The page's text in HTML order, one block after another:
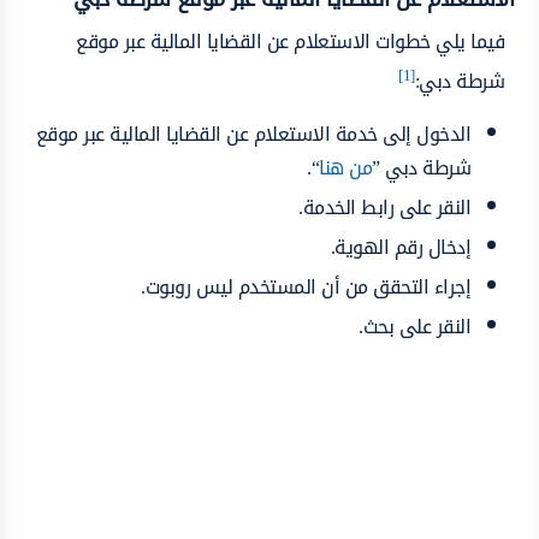
فيما يلي خطوات الاستعلام عن القضايا المالية عبر موقع
شرطة دبي:[1]
الدخول إلى خدمة الاستعلام عن القضايا المالية عبر موقع
شرطة دبي ‏”من هنا“.
النقر على رابط الخدمة.
إدخال رقم الهوية.
إجراء التحقق من أن المستخدم ليس روبوت.
النقر على بحث.